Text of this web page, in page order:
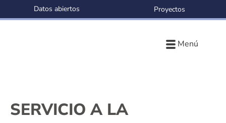
Menú
Datos abiertos Proyectos
SERVICIO A LA